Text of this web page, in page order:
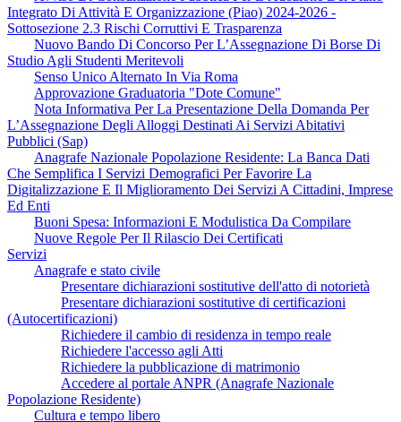
Integrato Di Attività E Organizzazione (Piao) 2024-2026 -
Sottosezione 2.3 Rischi Corruttivi E Trasparenza
Nuovo Bando Di Concorso Per L’Assegnazione Di Borse Di
Studio Agli Studenti Meritevoli
Senso Unico Alternato In Via Roma
Approvazione Graduatoria "Dote Comune"
Nota Informativa Per La Presentazione Della Domanda Per
L’Assegnazione Degli Alloggi Destinati Ai Servizi Abitativi
Pubblici (Sap)
Anagrafe Nazionale Popolazione Residente: La Banca Dati
Che Semplifica I Servizi Demografici Per Favorire La
Digitalizzazione E Il Miglioramento Dei Servizi A Cittadini, Imprese
Ed Enti
Buoni Spesa: Informazioni E Modulistica Da Compilare
Nuove Regole Per Il Rilascio Dei Certificati
Servizi
Anagrafe e stato civile
Presentare dichiarazioni sostitutive dell'atto di notorietà
Presentare dichiarazioni sostitutive di certificazioni
(Autocertificazioni)
Richiedere il cambio di residenza in tempo reale
Richiedere l'accesso agli Atti
Richiedere la pubblicazione di matrimonio
Accedere al portale ANPR (Anagrafe Nazionale
Popolazione Residente)
Cultura e tempo libero